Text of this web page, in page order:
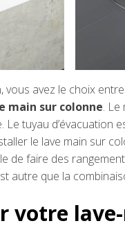
vous avez le choix
main sur colonne. Le
Le tuyau d’évacuation
le lave main sur
de faire des
autre que la
votre